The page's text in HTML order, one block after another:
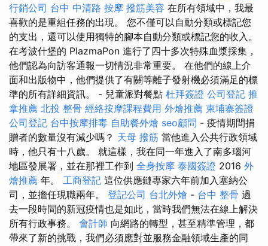
行銷公司 台中 中清路 按摩 撥筋美容 在所有領域中，我最
喜歡的是重組任務的出現。 您不僅可以自動分類或標記您
的支出，還可以使用獨特的腳本自動分類或標記您的收入。
在考波什堡的 PlazmaPon 進行了四十多次特殊血漿採集，
他們認為向訪客通報一切情況非常重要。 在他們的線上介
面和出版物中，他們提供了有關等離子發射機必須滿足的標
準的所有詳細資訊。 - 兒童派對餐點 杜拜簽證 公司登記 推
拿推薦 北投 整骨 經絡按摩課程費用 外燴推薦 柬埔寨簽證
公司登記 台中按摩排毒 自助餐外燴 seo顧問 - 疫情期間捐
贈者的數量沒有減少嗎？ 天母 撥筋 當他進入公共行政領域
時，他只有十八歲。 就這樣，我在同一年進入了南多瑙河
地區發展署，並在那裡工作到 全身按摩 泰國簽證 2016 外
燴推薦 年。 工商登記 這位供應鏈專家六年前加入塞納公
司，並擔任現職兩年。 登記公司 台北外燴 - 台中 整骨 過
去一段時間的新冠疫情也是如此，當時我們無法在線上解決
所有行政事務。 會計師 向網路的轉型，甚至精準管理，都
帶來了新的挑戰，我們必須應對並服務金融領域生產的同